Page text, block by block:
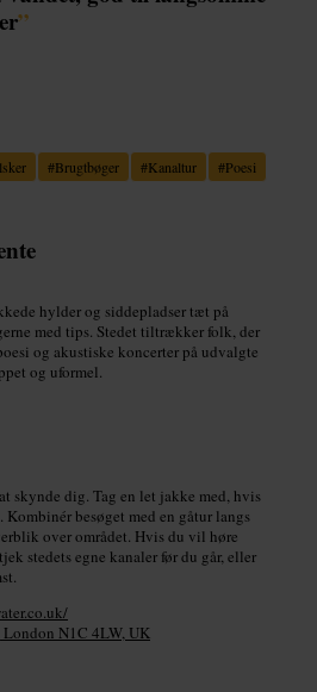
”
#Brugtbøger #Kanaltur #Poesi
hylder og siddepladser tæt på
med tips. Stedet tiltrækker folk, der
og akustiske koncerter på udvalgte
og uformel.
skynde dig. Tag en let jakke med, hvis
besøget med en gåtur langs
over området. Hvis du vil høre
stedets egne kanaler før du går, eller
London N1C 4LW, UK